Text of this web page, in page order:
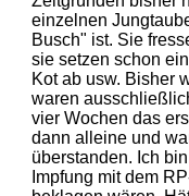
einzelnen
Busch" ist. Sie
sie setzen schon
Kot ab usw. Bisher
waren
vier Wochen das
dann alleine und
überstanden. Ich
Impfung mit dem